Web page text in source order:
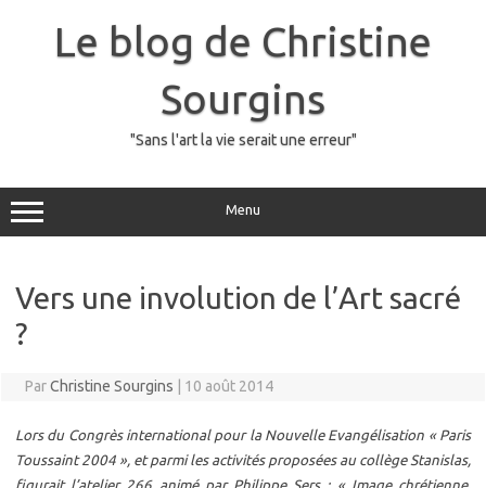
Le blog de Christine
Sourgins
"Sans l'art la vie serait une erreur"
Menu
Vers une involution de l’Art sacré
?
ParChristine Sourgins 10 août 2014
Lors du Congrès international pour la Nouvelle Evangélisation « Paris
Toussaint 2004 », et parmi les activités proposées au collège Stanislas,